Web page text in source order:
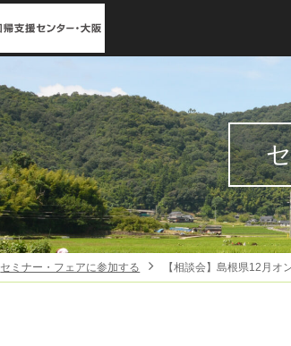
セミナー・フェアに参加する 【相談会】島根県12月オ